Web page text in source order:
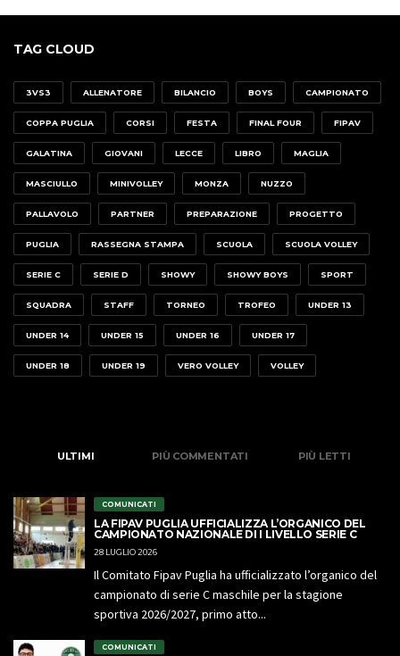
TAG CLOUD
3VS3 ALLENATORE BILANCIO BOYS CAMPIONATO
COPPA PUGLIA CORSI FESTA FINAL FOUR FIPAV
GALATINA GIOVANI LECCE LIBRO MAGLIA
MASCIULLO MINIVOLLEY MONZA NUZZO
PALLAVOLO PARTNER PREPARAZIONE PROGETTO
PUGLIA RASSEGNA STAMPA SCUOLA SCUOLA VOLLEY
SERIE C SERIE D SHOWY SHOWY BOYS SPORT
SQUADRA STAFF TORNEO TROFEO UNDER 13
UNDER 14 UNDER 15 UNDER 16 UNDER 17
UNDER 18 UNDER 19 VERO VOLLEY VOLLEY
ULTIMI PIÙ COMMENTATI PIÙ LETTI
COMUNICATI
LA FIPAV PUGLIA UFFICIALIZZA L’ORGANICO DEL
CAMPIONATO NAZIONALE DI I LIVELLO SERIE C
28 LUGLIO 2026
Il Comitato Fipav Puglia ha ufficializzato l’organico del
campionato di serie C maschile per la stagione
sportiva 2026/2027, primo atto...
COMUNICATI